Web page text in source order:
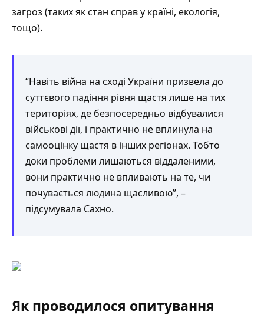
загроз (таких як стан справ у країні, екологія,
тощо).
“Навіть війна на сході України призвела до
суттєвого падіння рівня щастя лише на тих
територіях, де безпосередньо відбувалися
військові дії, і практично не вплинула на
самооцінку щастя в інших регіонах. Тобто
доки проблеми лишаються віддаленими,
вони практично не впливають на те, чи
почувається людина щасливою”, –
підсумувала Сахно.
Як проводилося опитування